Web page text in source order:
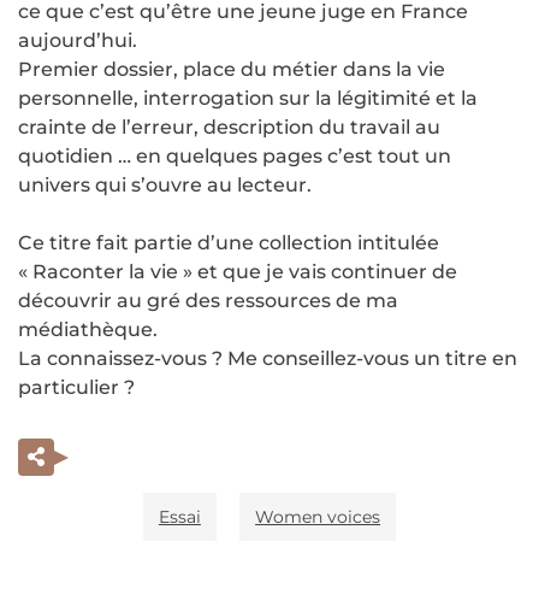
ce que c’est qu’être une jeune juge en France
aujourd’hui.
Premier dossier, place du métier dans la vie
personnelle, interrogation sur la légitimité et la
crainte de l’erreur, description du travail au
quotidien … en quelques pages c’est tout un
univers qui s’ouvre au lecteur.
Ce titre fait partie d’une collection intitulée
« Raconter la vie » et que je vais continuer de
découvrir au gré des ressources de ma
médiathèque.
La connaissez-vous ? Me conseillez-vous un titre en
particulier ?
Essai Women voices